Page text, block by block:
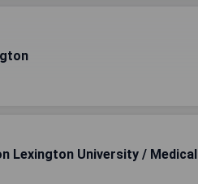
Lexington University / Medical